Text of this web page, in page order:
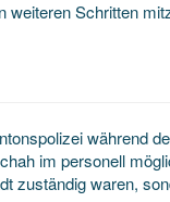
Schritten
während
im personell
zuständig waren,